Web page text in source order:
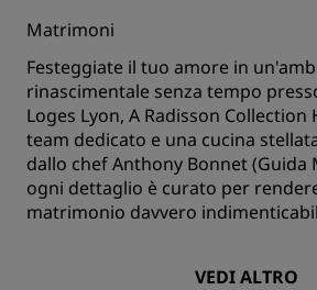
Matrimoni
Festeggiate il tuo amore in
rinascimentale senza tempo
Loges Lyon, A Radisson Collection
team dedicato e una cucina
dallo chef Anthony Bonnet (Guida
ogni dettaglio è curato per
matrimonio davvero
VEDI ALTRO